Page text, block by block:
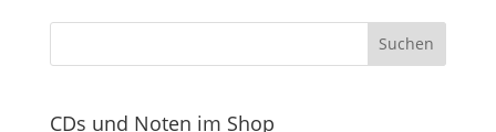
CDs und Noten im Shop